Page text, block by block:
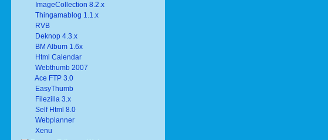
ImageCollection 8.2.x
Thingamablog 1.1.x
RVB
Deknop 4.3.x
BM Album 1.6x
Html Calendar
Webthumb 2007
Ace FTP 3.0
EasyThumb
Filezilla 3.x
Self Html 8.0
Webplanner
Xenu